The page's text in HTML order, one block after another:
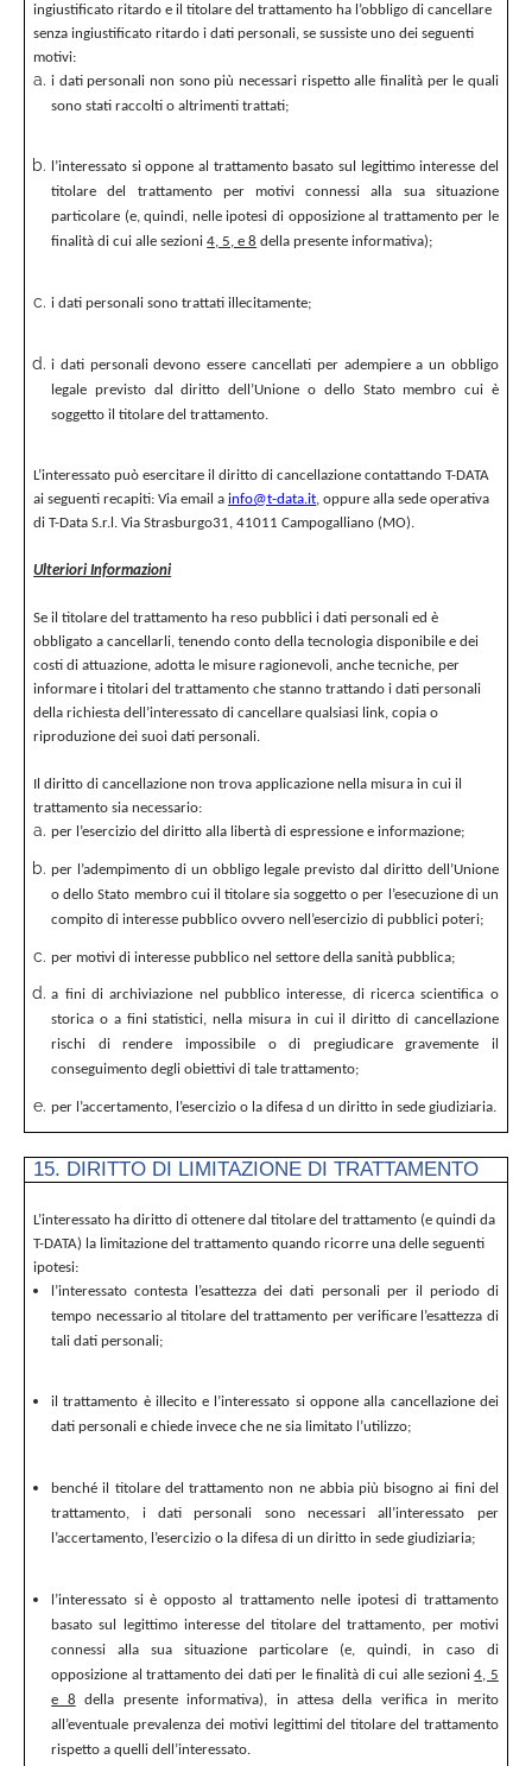
ingiustificato ritardo e il titolare del trattamento ha l’obbligo di cancellare
senza ingiustificato ritardo i dati personali, se sussiste uno dei seguenti
motivi:
i dati personali non sono più necessari rispetto alle finalità per le quali
sono stati raccolti o altrimenti trattati;
l’interessato si oppone al trattamento basato sul legittimo interesse del
titolare del trattamento per motivi connessi alla sua situazione
particolare (e, quindi, nelle ipotesi di opposizione al trattamento per le
finalità di cui alle sezioni4, 5, e 8 della presente informativa);
i dati personali sono trattati illecitamente;
i dati personali devono essere cancellati per adempiere a un obbligo
legale previsto dal diritto dell’Unione o dello Stato membro cui è
soggetto il titolare del trattamento.
L’interessato può esercitare il diritto di cancellazione contattando T-DATA
ai seguenti recapiti: Via email ainfo@t-data.it, oppure alla sede operativa
di T-Data S.r.l. Via Strasburgo31, 41011 Campogalliano (MO).
Ulteriori Informazioni
Se il titolare del trattamento ha reso pubblici i dati personali ed è
obbligato a cancellarli, tenendo conto della tecnologia disponibile e dei
costi di attuazione, adotta le misure ragionevoli, anche tecniche, per
informare i titolari del trattamento che stanno trattando i dati personali
della richiesta dell’interessato di cancellare qualsiasi link, copia o
riproduzione dei suoi dati personali.
Il diritto di cancellazione non trova applicazione nella misura in cui il
trattamento sia necessario:
per l’esercizio del diritto alla libertà di espressione e informazione;
per l’adempimento di un obbligo legale previsto dal diritto dell’Unione
o dello Stato membro cui il titolare sia soggetto o per l’esecuzione di un
compito di interesse pubblico ovvero nell’esercizio di pubblici poteri;
per motivi di interesse pubblico nel settore della sanità pubblica;
a fini di archiviazione nel pubblico interesse, di ricerca scientifica o
storica o a fini statistici, nella misura in cui il diritto di cancellazione
rischi di rendere impossibile o di pregiudicare gravemente il
conseguimento degli obiettivi di tale trattamento;
per l’accertamento, l’esercizio o la difesa d un diritto in sede giudiziaria.
15. DIRITTO DI LIMITAZIONE DI TRATTAMENTO
L’interessato ha diritto di ottenere dal titolare del trattamento (e quindi da
T-DATA) la limitazione del trattamento quando ricorre una delle seguenti
ipotesi:
l’interessato contesta l’esattezza dei dati personali per il periodo di
tempo necessario al titolare del trattamento per verificare l’esattezza di
tali dati personali;
il trattamento è illecito e l’interessato si oppone alla cancellazione dei
dati personali e chiede invece che ne sia limitato l’utilizzo;
benché il titolare del trattamento non ne abbia più bisogno ai fini del
trattamento, i dati personali sono necessari all’interessato per
l’accertamento, l’esercizio o la difesa di un diritto in sede giudiziaria;
l’interessato si è opposto al trattamento nelle ipotesi di trattamento
basato sul legittimo interesse del titolare del trattamento, per motivi
connessi alla sua situazione particolare (e, quindi, in caso di
opposizione al trattamento dei dati per le finalità di cui alle sezioni4, 5
e 8 della presente informativa), in attesa della verifica in merito
all’eventuale prevalenza dei motivi legittimi del titolare del trattamento
rispetto a quelli dell’interessato.